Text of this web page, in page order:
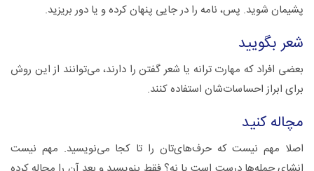
پشیمان شوید. پس، نامه را در جایی پنهان کرده و یا دور بریزید.
شعر بگویید
بعضی افراد که مهارت ترانه یا شعر گفتن را دارند، می‌توانند از این روش
برای ابراز احساسات‌شان استفاده کنند.
مچاله کنید
اصلا مهم نیست که حرف‌های‌تان را تا کجا می‌نویسید. مهم نیست